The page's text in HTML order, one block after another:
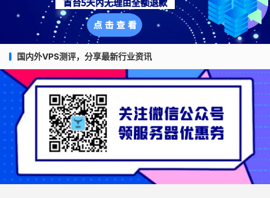
国内外VPS测评，分享最新行业资讯